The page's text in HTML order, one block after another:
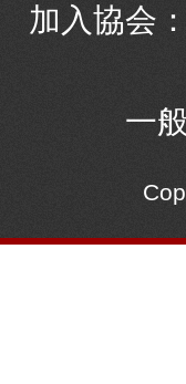
加入協会
一